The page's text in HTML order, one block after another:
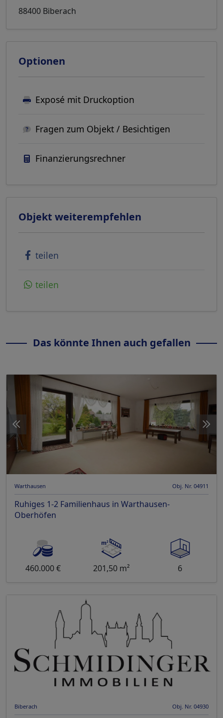
88400 Biberach
Optionen
Exposé mit Druckoption
Fragen zum Objekt / Besichtigen
Finanzierungsrechner
Objekt weiterempfehlen
teilen
teilen
Das könnte Ihnen auch gefallen
Warthausen Obj. Nr. 04911
Ruhiges 1-2 Familienhaus in Warthausen-
Oberhöfen
460.000 € 201,50 m² 6
Biberach Obj. Nr. 04930